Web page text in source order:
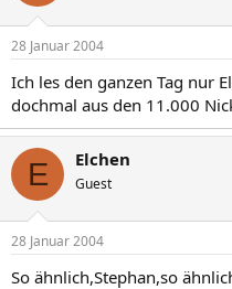
28 Januar 2004
Ich les den ganzen Tag nur
dochmal aus den 11.000
E Elchen
Guest
28 Januar 2004
So ähnlich,Stephan,so